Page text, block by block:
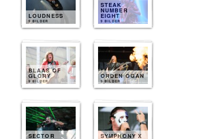
LOUDNESS
9 BILDER
STEAK
NUMBER
EIGHT
9 BILDER
BLAAS OF
GLORY
9 BILDER
ORDEN OGAN
9 BILDER
SECTOR SYMPHONY X